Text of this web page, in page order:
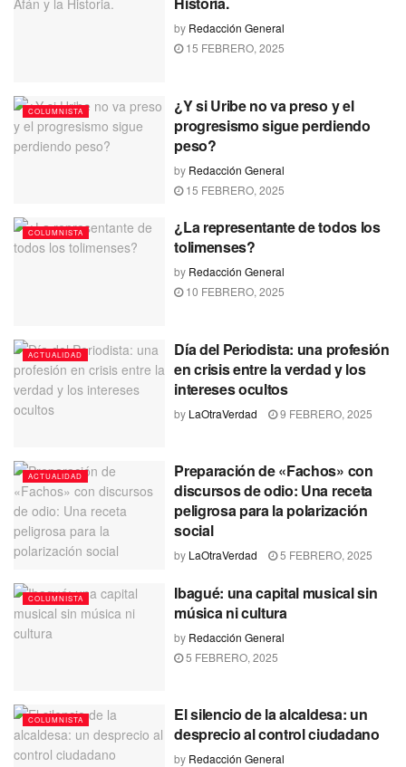
by Redacción General
15 FEBRERO, 2025
COLUMNISTA
¿Y si Uribe no va preso y el
progresismo sigue perdiendo
peso?
by Redacción General
15 FEBRERO, 2025
COLUMNISTA
¿La representante de todos los
tolimenses?
by Redacción General
10 FEBRERO, 2025
ACTUALIDAD
Día del Periodista: una profesión
en crisis entre la verdad y los
intereses ocultos
by LaOtraVerdad 9 FEBRERO, 2025
ACTUALIDAD
Preparación de «Fachos» con
discursos de odio: Una receta
peligrosa para la polarización
social
by LaOtraVerdad 5 FEBRERO, 2025
COLUMNISTA
Ibagué: una capital musical sin
música ni cultura
by Redacción General
5 FEBRERO, 2025
COLUMNISTA
El silencio de la alcaldesa: un
desprecio al control ciudadano
by Redacción General